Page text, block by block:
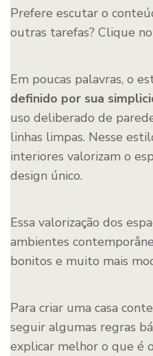
Prefere escutar o
outras tarefas? Clique no
Em poucas palavras, o
definido por sua
uso deliberado de
linhas limpas. Nesse
interiores valorizam o
design único.
Essa valorização dos
ambientes
bonitos e muito mais
Para criar uma casa
seguir algumas regras
explicar melhor o que é